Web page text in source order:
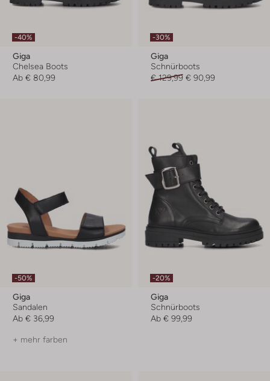
-40%
Giga
Chelsea Boots
Ab € 80,99
-30%
Giga
Schnürboots
€ 129,99 € 90,99
-50%
Giga
Sandalen
Ab € 36,99
+ mehr farben
-20%
Giga
Schnürboots
Ab € 99,99